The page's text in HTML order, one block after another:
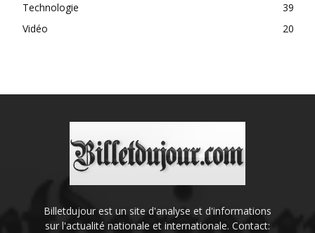
Technologie
39
Vidéo
20
Billetdujour est un site d'analyse et d'informations
sur l'actualité nationale et internationale. Contact: